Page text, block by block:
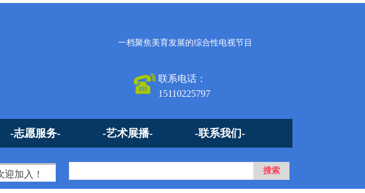
联系电话：
15110225797
-志愿服务- -艺术展播- -联系我们-
加入！ 第22届搜星系列（夏季）活动暨2026中秋晚会节目录制正式启动
一档聚焦美育发展的综合性电视节目